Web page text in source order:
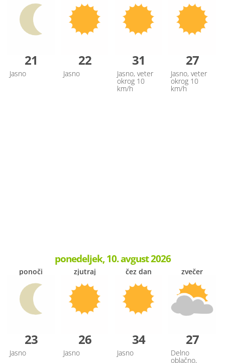
21
Jasno
22
Jasno
31
Jasno, veter
okrog 10
km/h
27
Jasno, veter
okrog 10
km/h
ponedeljek, 10. avgust 2026
ponoči
23
Jasno
zjutraj
26
Jasno
čez dan
34
Jasno
zvečer
27
Delno
oblačno,